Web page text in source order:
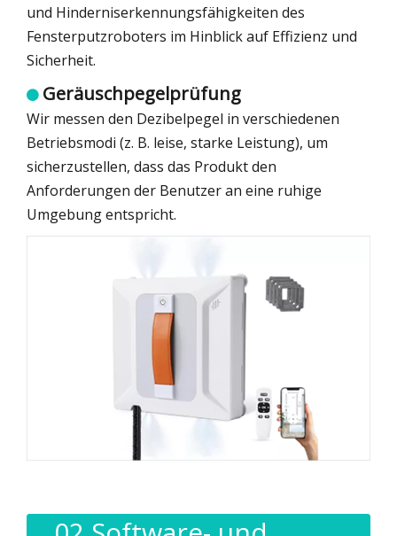
und Hinderniserkennungsfähigkeiten des
Fensterputzroboters im Hinblick auf Effizienz und
Sicherheit.
 Geräuschpegelprüfung
Wir messen den Dezibelpegel in verschiedenen
Betriebsmodi (z. B. leise, starke Leistung), um
sicherzustellen, dass das Produkt den
Anforderungen der Benutzer an eine ruhige
Umgebung entspricht.